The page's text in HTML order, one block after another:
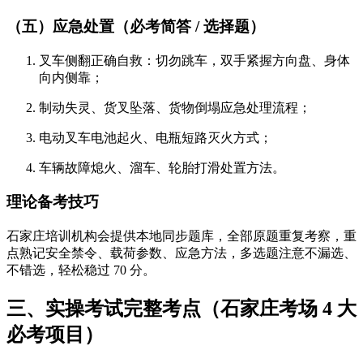
（五）应急处置（必考简答 / 选择题）
叉车侧翻正确自救：切勿跳车，双手紧握方向盘、身体
向内侧靠；
制动失灵、货叉坠落、货物倒塌应急处理流程；
电动叉车电池起火、电瓶短路灭火方式；
车辆故障熄火、溜车、轮胎打滑处置方法。
理论备考技巧
石家庄培训机构会提供本地同步题库，全部原题重复考察，重
点熟记安全禁令、载荷参数、应急方法，多选题注意不漏选、
不错选，轻松稳过 70 分。
三、实操考试完整考点（石家庄考场 4 大
必考项目）